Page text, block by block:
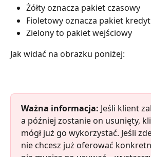
Żółty oznacza pakiet czasowy
Fioletowy oznacza pakiet
Zielony to pakiet wejściowy
Jak widać na obrazku poniżej:
Ważna informacja: Jeśli klient
a później zostanie on usunięty,
mógł już go wykorzystać. Jeśli
nie chcesz już oferować